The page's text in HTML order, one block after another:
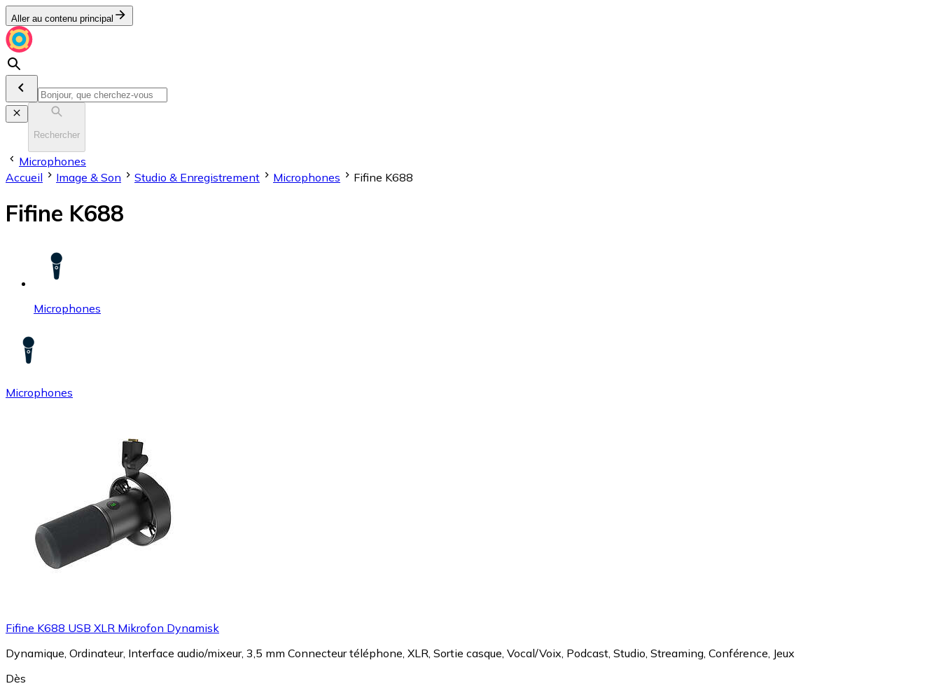
Aller au contenu principal
Rechercher
Microphones
Accueil
Image & Son Stu­dio & En­re­gis­tre­ment Microphones Fifine K688
Fifine K688
Microphones
Microphones
Fifine K688 USB XLR Mikrofon Dynamisk
Dynamique, Ordinateur, Interface audio/mixeur, 3,5 mm Connecteur téléphone, XLR, Sortie casque, Vocal/Voix, Podcast, Studio, Streaming, Conférence, Jeux
Dès